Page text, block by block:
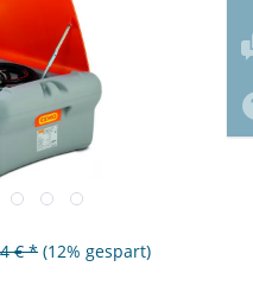
€ * (12% gespart)